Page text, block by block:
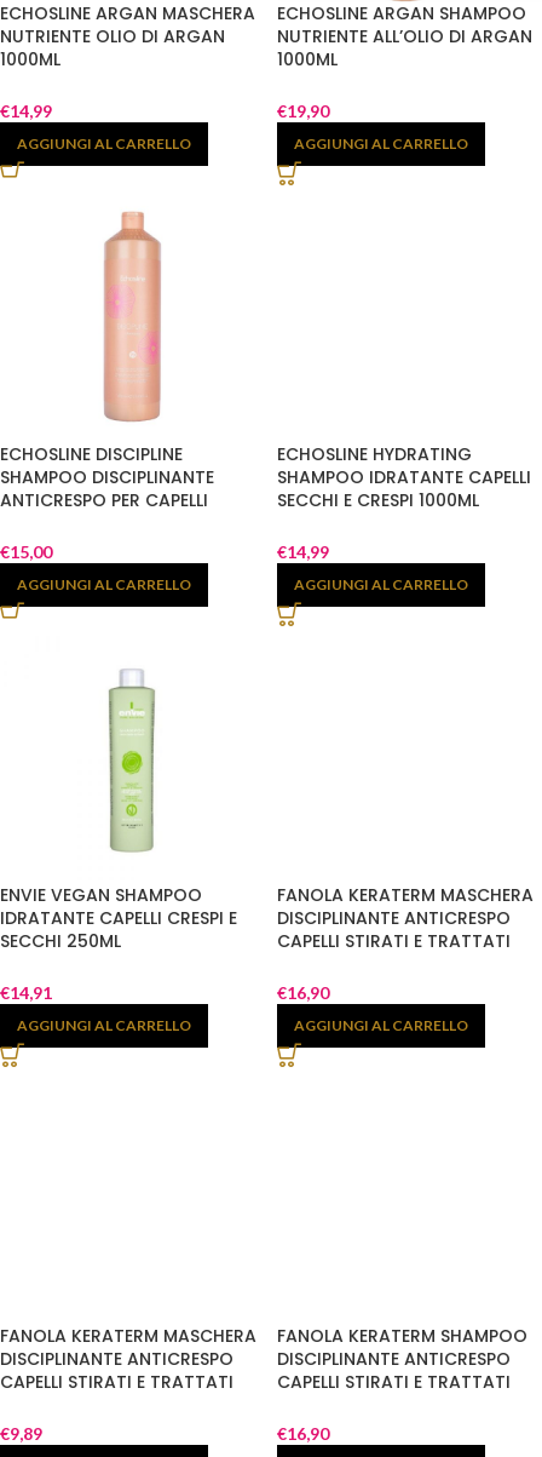
ECHOSLINE ARGAN MASCHERA
NUTRIENTE OLIO DI ARGAN
1000ML
€14,99
AGGIUNGI AL CARRELLO
ECHOSLINE ARGAN SHAMPOO
NUTRIENTE ALL’OLIO DI ARGAN
1000ML
€19,90
AGGIUNGI AL CARRELLO
ECHOSLINE DISCIPLINE
SHAMPOO DISCIPLINANTE
ANTICRESPO PER CAPELLI
1000ML
€15,00
AGGIUNGI AL CARRELLO
ECHOSLINE HYDRATING
SHAMPOO IDRATANTE CAPELLI
SECCHI E CRESPI 1000ML
€14,99
AGGIUNGI AL CARRELLO
ENVIE VEGAN SHAMPOO
IDRATANTE CAPELLI CRESPI E
SECCHI 250ML
€14,91
AGGIUNGI AL CARRELLO
FANOLA KERATERM MASCHERA
DISCIPLINANTE ANTICRESPO
CAPELLI STIRATI E TRATTATI
€16,90
AGGIUNGI AL CARRELLO
FANOLA KERATERM MASCHERA
DISCIPLINANTE ANTICRESPO
CAPELLI STIRATI E TRATTATI
€9,89
FANOLA KERATERM SHAMPOO
DISCIPLINANTE ANTICRESPO
CAPELLI STIRATI E TRATTATI
€16,90